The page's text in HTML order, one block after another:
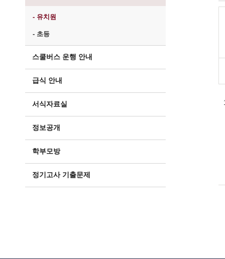
- 유치원
- 초등
스쿨버스 운행 안내
급식 안내
서식자료실
정보공개
학부모방
정기고사 기출문제